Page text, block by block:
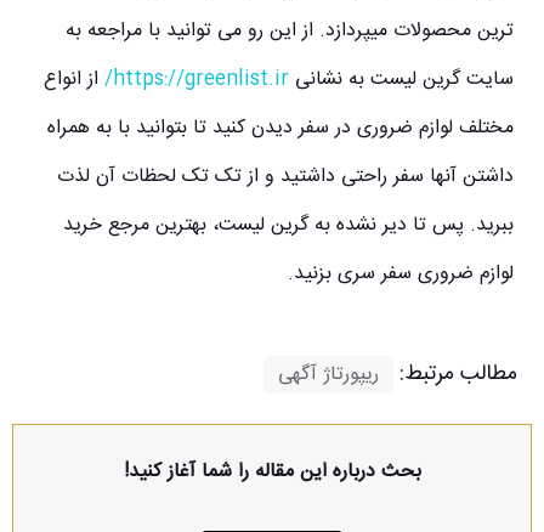
ترین محصولات میپردازد. از این رو می توانید با مراجعه به
سایت گرین لیست به نشانی https://greenlist.ir/ از انواع
مختلف لوازم ضروری در سفر دیدن کنید تا بتوانید با به همراه
داشتن آنها سفر راحتی داشتید و از تک تک لحظات آن لذت
ببرید. پس تا دیر نشده به گرین لیست، بهترین مرجع خرید
لوازم ضروری سفر سری بزنید.
مطالب مرتبط: ریپورتاژ آگهی
بحث درباره این مقاله را شما آغاز کنید!